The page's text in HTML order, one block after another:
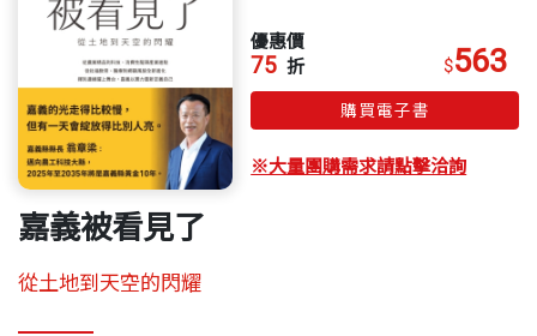
優惠價
75 折 $563
購買電子書
※大量團購需求請點擊洽詢
嘉義被看見了
從土地到天空的閃耀